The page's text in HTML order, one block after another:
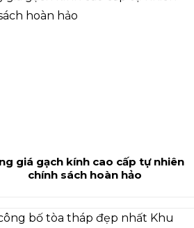
giá gạch kính cao cấp tự nhiên
chính sách hoàn hảo